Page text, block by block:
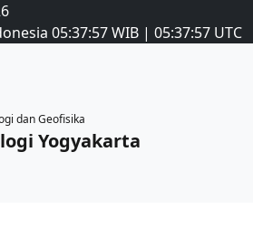
05:37:57WIB | 05:37:57 UTC
dan Geofisika
Yogyakarta